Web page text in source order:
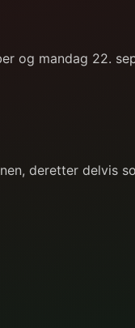
og mandag 22.
deretter delvis